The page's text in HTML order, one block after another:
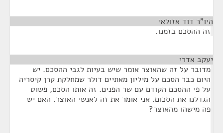
היו"ר דוד אזולאי
זה ההסכם בזמנו.
יעקב אדרי
מדובר על זה שהאוצר אומר שיש בעיות לגבי ההסכם. יש
היום כבר הסכם על מיליון מאתיים דולר שמחלקת קרן קיסריה
על פי ההסכם הקודם עם שר הפנים. זה אותו הסכם, פשוט
הגדלנו את הסכום. אני אומר את זה לאנשי האוצר. האם יש
פה מישהו מהאוצר?